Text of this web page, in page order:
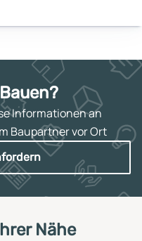
Informationen an
Baupartner vor Ort
Nähe